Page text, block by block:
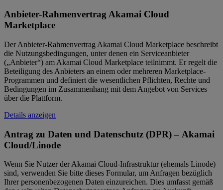
Anbieter-Rahmenvertrag Akamai Cloud
Marketplace
Der Anbieter-Rahmenvertrag Akamai Cloud Marketplace beschreibt
die Nutzungsbedingungen, unter denen ein Serviceanbieter
(„Anbieter“) am Akamai Cloud Marketplace teilnimmt. Er regelt die
Beteiligung des Anbieters an einem oder mehreren Marketplace-
Programmen und definiert die wesentlichen Pflichten, Rechte und
Bedingungen im Zusammenhang mit dem Angebot von Services
über die Plattform.
Details anzeigen
Antrag zu Daten und Datenschutz (DPR) – Akamai
Cloud/Linode
Wenn Sie Nutzer der Akamai Cloud-Infrastruktur (ehemals Linode)
sind, verwenden Sie bitte dieses Formular, um Anfragen bezüglich
Ihrer personenbezogenen Daten einzureichen. Dies umfasst gemäß